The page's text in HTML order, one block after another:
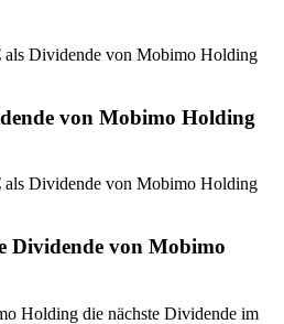
als Dividende von Mobimo Holding
von Mobimo Holding
als Dividende von Mobimo Holding
Dividende von Mobimo
Holding die nächste Dividende im